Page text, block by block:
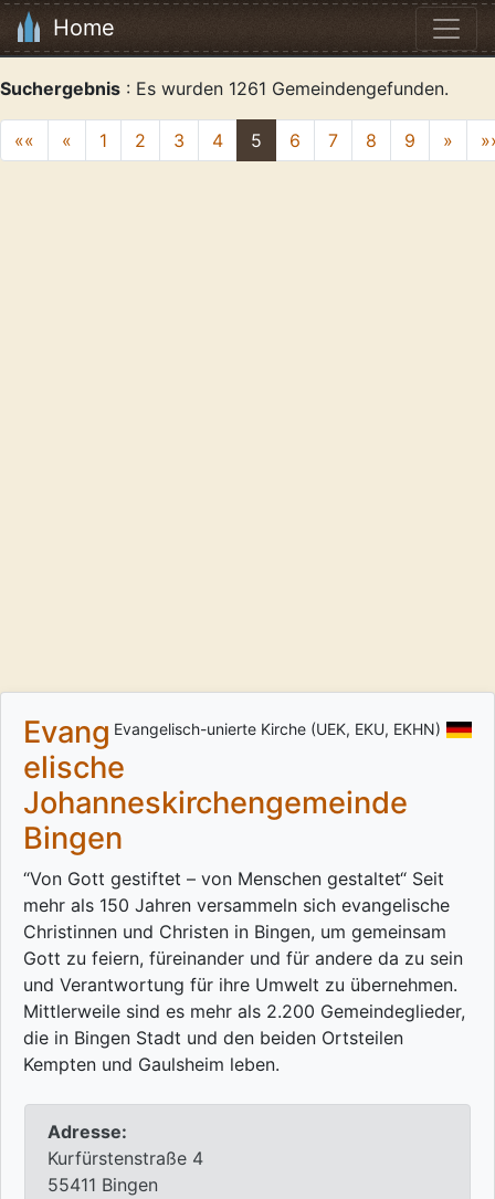
Home
Suchergebnis : Es wurden 1261 Gemeindengefunden.
«« « 1 2 3 4 5 6 7 8 9 »
Evangelisch-unierte Kirche (UEK, EKU, EKHN)
Evang
elische
Johanneskirchengemeinde
Bingen
“Von Gott gestiftet – von Menschen gestaltet“ Seit
mehr als 150 Jahren versammeln sich evangelische
Christinnen und Christen in Bingen, um gemeinsam
Gott zu feiern, füreinander und für andere da zu sein
und Verantwortung für ihre Umwelt zu übernehmen.
Mittlerweile sind es mehr als 2.200 Gemeindeglieder,
die in Bingen Stadt und den beiden Ortsteilen
Kempten und Gaulsheim leben.
Adresse:
Kurfürstenstraße 4
55411 Bingen